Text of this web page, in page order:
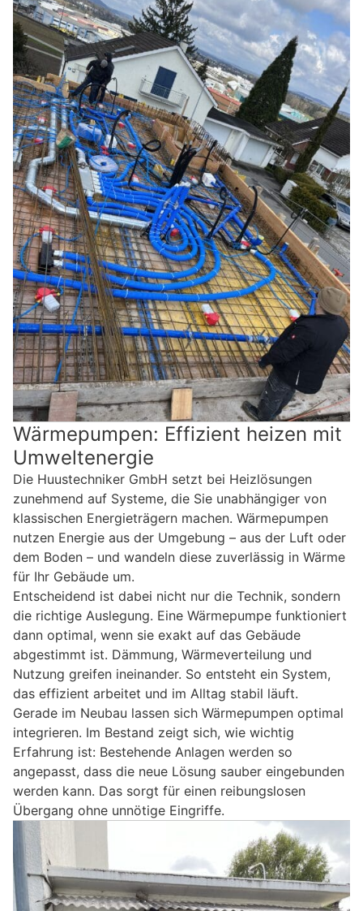
Wärmepumpen: Effizient heizen mit
Umweltenergie
Die Huustechniker GmbH setzt bei Heizlösungen
zunehmend auf Systeme, die Sie unabhängiger von
klassischen Energieträgern machen. Wärmepumpen
nutzen Energie aus der Umgebung – aus der Luft oder
dem Boden – und wandeln diese zuverlässig in Wärme
für Ihr Gebäude um.
Entscheidend ist dabei nicht nur die Technik, sondern
die richtige Auslegung. Eine Wärmepumpe funktioniert
dann optimal, wenn sie exakt auf das Gebäude
abgestimmt ist. Dämmung, Wärmeverteilung und
Nutzung greifen ineinander. So entsteht ein System,
das effizient arbeitet und im Alltag stabil läuft.
Gerade im Neubau lassen sich Wärmepumpen optimal
integrieren. Im Bestand zeigt sich, wie wichtig
Erfahrung ist: Bestehende Anlagen werden so
angepasst, dass die neue Lösung sauber eingebunden
werden kann. Das sorgt für einen reibungslosen
Übergang ohne unnötige Eingriffe.